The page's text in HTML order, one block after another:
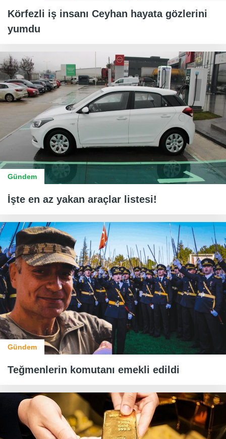
Körfezli iş insanı Ceyhan hayata gözlerini
yumdu
Gündem
İşte en az yakan araçlar listesi!
Gündem
Teğmenlerin komutanı emekli edildi